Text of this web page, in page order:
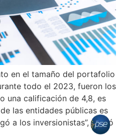
en el tamaño del portafolio
todo el 2023, fueron los
una calificación de 4,8, es
las entidades públicas es
a los inversionistas”, acotó